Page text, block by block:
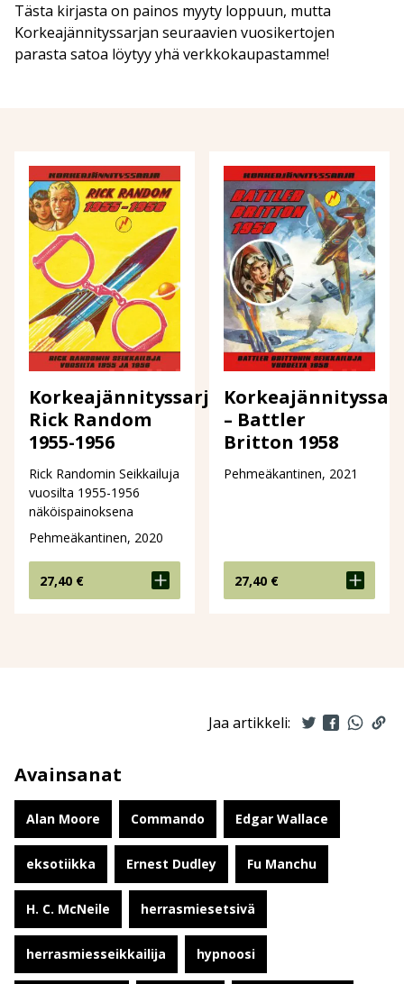
Tästa kirjasta on painos myyty loppuun, mutta
Korkeajännityssarjan seuraavien vuosikertojen
parasta satoa löytyy yhä verkkokaupastamme!
Korkeajännityssarja:
Rick Random
1955-1956
Rick Randomin Seikkailuja
vuosilta 1955-1956
näköispainoksena
Pehmeäkantinen, 2020
27,40 €
– Battler
Britton 1958
Pehmeäkantinen, 2021
27,40 €
Jaa artikkeli:
Avainsanat
Alan Moore Commando Edgar Wallace
eksotiikka Ernest Dudley Fu Manchu
H. C. McNeile herrasmiesetsivä
herrasmiesseikkailija hypnoosi